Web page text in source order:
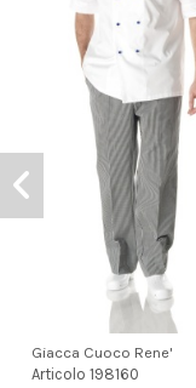
Giacca Cuoco Rene'
Articolo198160